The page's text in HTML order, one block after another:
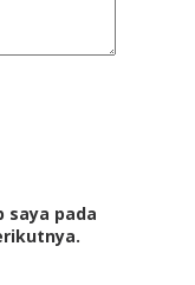
saya pada